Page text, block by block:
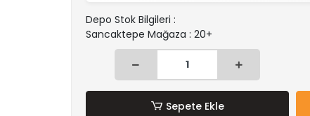
Depo Stok Bilgileri :
Sancaktepe Mağaza : 20+
Sepete Ekle